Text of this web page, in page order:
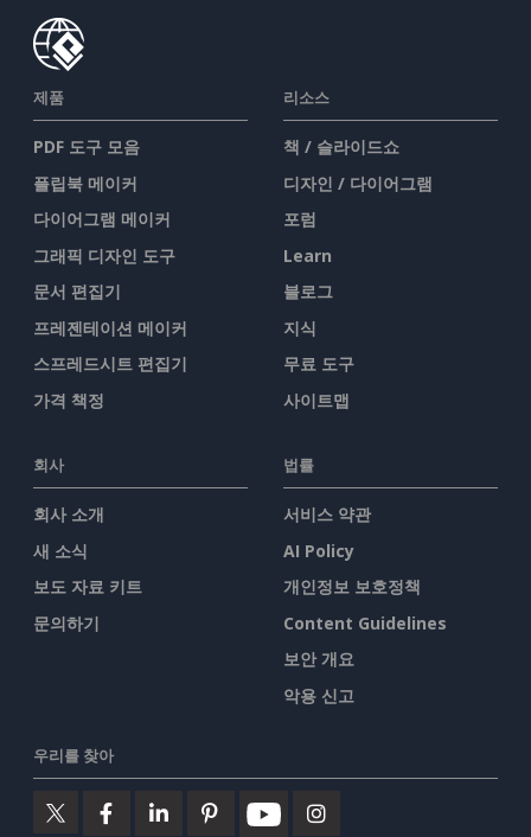
제품
PDF 도구 모음
플립북 메이커
다이어그램 메이커
그래픽 디자인 도구
문서 편집기
프레젠테이션 메이커
스프레드시트 편집기
가격 책정
리소스
책 / 슬라이드쇼
디자인 / 다이어그램
포럼
Learn
블로그
지식
무료 도구
사이트맵
회사
회사 소개
새 소식
보도 자료 키트
문의하기
법률
서비스 약관
AI Policy
개인정보 보호정책
Content Guidelines
보안 개요
악용 신고
우리를 찾아